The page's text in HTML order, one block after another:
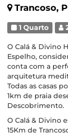
Trancoso,
1 Quarto
O Calá & Divino
Espelho,
conta com a
arquitetura
Todas as casas
1km de praia
Descobrimento.
O Calá & Divino
15Km de